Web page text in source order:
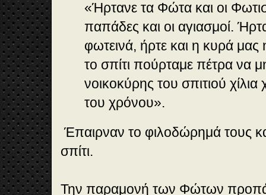
«Ήρτανε τα Φώτα και οι
παπάδες και οι αγιασμοί.
φωτεινά, ήρτε και η κυρά μας
το σπίτι πούρταμε πέτρα να
νοικοκύρης του σπιτιού
του χρόνου».
Έπαιρναν το φιλοδώρημά τους
σπίτι.
Την παραμονή των Φώτων